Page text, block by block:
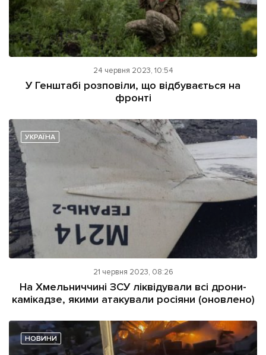
24 червня 2023, 10:54
У Генштабі розповіли, що відбувається на
фронті
УКРАЇНА
21 червня 2023, 08:26
На Хмельниччині ЗСУ ліквідували всі дрони-
камікадзе, якими атакували росіяни (оновлено)
НОВИНИ